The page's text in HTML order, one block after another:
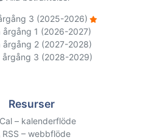
3 (2025-2026)
årgång 1 (2026-2027)
2 (2027-2028)
3 (2028-2029)
Resurser
– kalenderflöde
RSS – webbflöde